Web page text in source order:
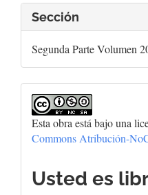
Sección
Segunda Parte Volumen
Esta obra está bajo una
Commons Atribución-
Usted es